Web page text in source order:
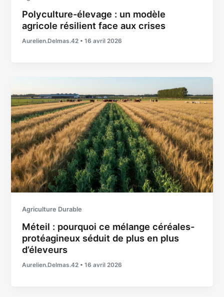
Polyculture-élevage : un modèle
agricole résilient face aux crises
Aurelien.Delmas.42 •16 avril 2026
Agriculture Durable
Méteil : pourquoi ce mélange céréales-
protéagineux séduit de plus en plus
d’éleveurs
Aurelien.Delmas.42 •16 avril 2026